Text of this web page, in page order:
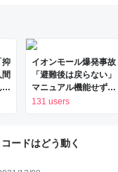
抑
間
で
イオンモール爆発事故
「避難後は戻らない」
マニュアル機能せず
「貴重品OK」と許可
NEWS NNN） -
Yahoo!ニュース
131 users
ードはどう動く